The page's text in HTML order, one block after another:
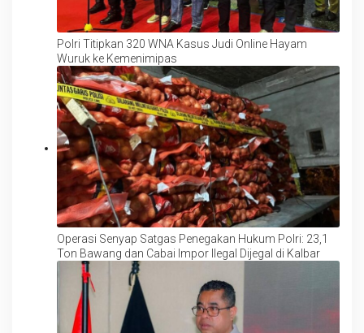
Polri Titipkan 320 WNA Kasus Judi Online Hayam
Wuruk ke Kemenimipas
Operasi Senyap Satgas Penegakan Hukum Polri: 23,1
Ton Bawang dan Cabai Impor Ilegal Dijegal di Kalbar